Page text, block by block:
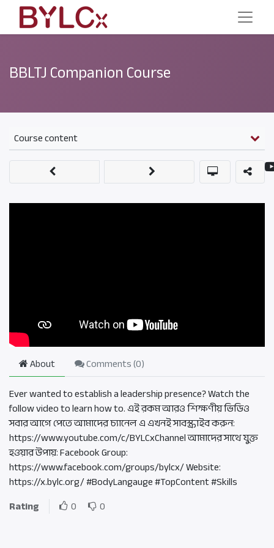
BBLTJ Companion Course
Course content
About Comments (0)
Ever wanted to establish a leadership presence? Watch the
follow video to learn how to. এই রকম আরও শিক্ষণীয় ভিডিও
সবার আগে পেতে আমাদের চ্যানেল এ এখনই সাবস্ক্রাইব করুন:
https://www.youtube.com/c/BYLCxChannel আমাদের সাথে যুক্ত
হওয়ার উপায়: Facebook Group:
https://www.facebook.com/groups/bylcx/ Website:
https://x.bylc.org/ #BodyLangauge #TopContent #Skills
Rating
0 0